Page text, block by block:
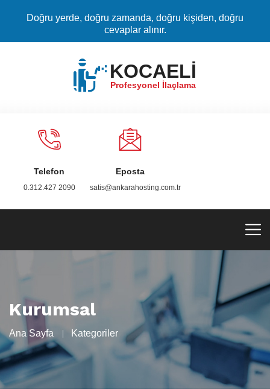
Doğru yerde, doğru zamanda, doğru kişiden, doğru
cevaplar alınır.
KOCAELİ
Profesyonel İlaçlama
Telefon
0.312.427 2090
Eposta
satis@ankarahosting.com.tr
Kurumsal
Ana Sayfa Kategoriler